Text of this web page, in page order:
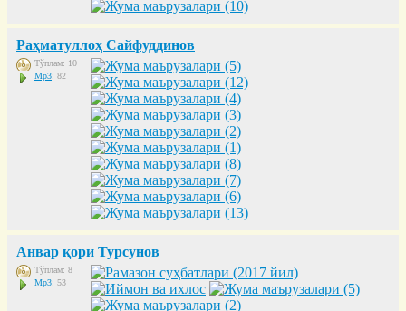
Раҳматуллоҳ Сайфуддинов
Тўплам: 10
Mp3: 82
Анвар қори Турсунов
Тўплам: 8
Mp3: 53